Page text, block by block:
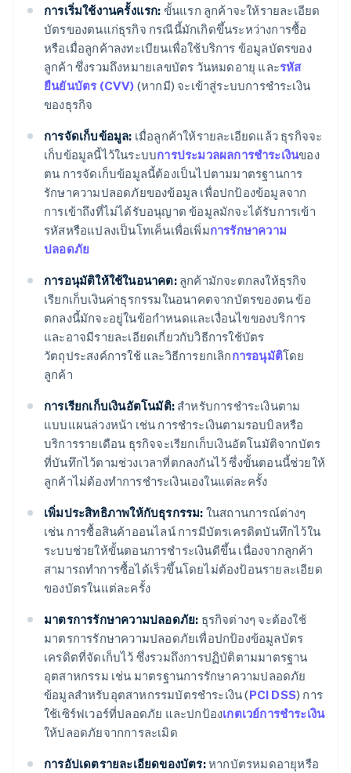
การเริ่มใช้งานครั้งแรก: ขั้นแรก ลูกค้าจะให้รายละเอียด
บัตรของตนแก่ธุรกิจ กรณีนี้มักเกิดขึ้นระหว่างการซื้อ
หรือเมื่อลูกค้าลงทะเบียนเพื่อใช้บริการ ข้อมูลบัตรของ
ลูกค้า ซึ่งรวมถึงหมายเลขบัตร วันหมดอายุ และรหัส
ยืนยันบัตร (CVV) (หากมี) จะเข้าสู่ระบบการชำระเงิน
ของธุรกิจ
การจัดเก็บข้อมูล: เมื่อลูกค้าให้รายละเอียดแล้ว ธุรกิจจะ
เก็บข้อมูลนี้ไว้ในระบบการประมวลผลการชำระเงินของ
ตน การจัดเก็บข้อมูลนี้ต้องเป็นไปตามมาตรฐานการ
รักษาความปลอดภัยของข้อมูล เพื่อปกป้องข้อมูลจาก
การเข้าถึงที่ไม่ได้รับอนุญาต ข้อมูลมักจะได้รับการเข้า
รหัสหรือแปลงเป็นโทเค็นเพื่อเพิ่มการรักษาความ
ปลอดภัย
การอนุมัติให้ใช้ในอนาคต:ลูกค้ามักจะตกลงให้ธุรกิจ
เรียกเก็บเงินค่าธุรกรรมในอนาคตจากบัตรของตน ข้อ
ตกลงนี้มักจะอยู่ในข้อกำหนดและเงื่อนไขของบริการ
และอาจมีรายละเอียดเกี่ยวกับวิธีการใช้บัตร
วัตถุประสงค์การใช้ และวิธีการยกเลิกการอนุมัติโดย
ลูกค้า
การเรียกเก็บเงินอัตโนมัติ: สำหรับการชำระเงินตาม
แบบแผนล่วงหน้า เช่น การชำระเงินตามรอบบิลหรือ
บริการรายเดือน ธุรกิจจะเรียกเก็บเงินอัตโนมัติจากบัตร
ที่บันทึกไว้ตามช่วงเวลาที่ตกลงกันไว้ ซึ่งขั้นตอนนี้ช่วยให้
ลูกค้าไม่ต้องทำการชำระเงินเองในแต่ละครั้ง
เพิ่มประสิทธิภาพให้กับธุรกรรม: ในสถานการณ์ต่างๆ
เช่น การซื้อสินค้าออนไลน์ การมีบัตรเครดิตบันทึกไว้ใน
ระบบช่วยให้ขั้นตอนการชำระเงินดีขึ้น เนื่องจากลูกค้า
สามารถทำการซื้อได้เร็วขึ้นโดยไม่ต้องป้อนรายละเอียด
ของบัตรในแต่ละครั้ง
มาตรการรักษาความปลอดภัย: ธุรกิจต่างๆ จะต้องใช้
มาตรการรักษาความปลอดภัยเพื่อปกป้องข้อมูลบัตร
เครดิตที่จัดเก็บไว้ ซึ่งรวมถึงการปฏิบัติตามมาตรฐาน
อุตสาหกรรม เช่น มาตรฐานการรักษาความปลอดภัย
ข้อมูลสำหรับอุตสาหกรรมบัตรชำระเงิน (PCI DSS) การ
ใช้เซิร์ฟเวอร์ที่ปลอดภัย และปกป้องเกตเวย์การชำระเงิน
ให้ปลอดภัยจากการละเมิด
การอัปเดตรายละเอียดของบัตร:หากบัตรหมดอายุหรือ